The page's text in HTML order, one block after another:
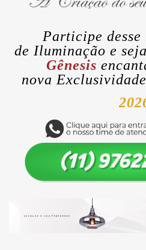
Participe desse
de Iluminação e
Gênesis
nova Exclusividade